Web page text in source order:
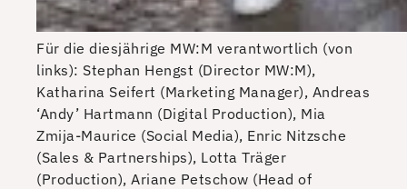
Für die diesjährige MW:M verantwortlich (von
links): Stephan Hengst (Director MW:M),
Katharina Seifert (Marketing Manager), Andreas
‘Andy’ Hartmann (Digital Production), Mia
Zmija-Maurice (Social Media), Enric Nitzsche
(Sales & Partnerships), Lotta Träger
(Production), Ariane Petschow (Head of